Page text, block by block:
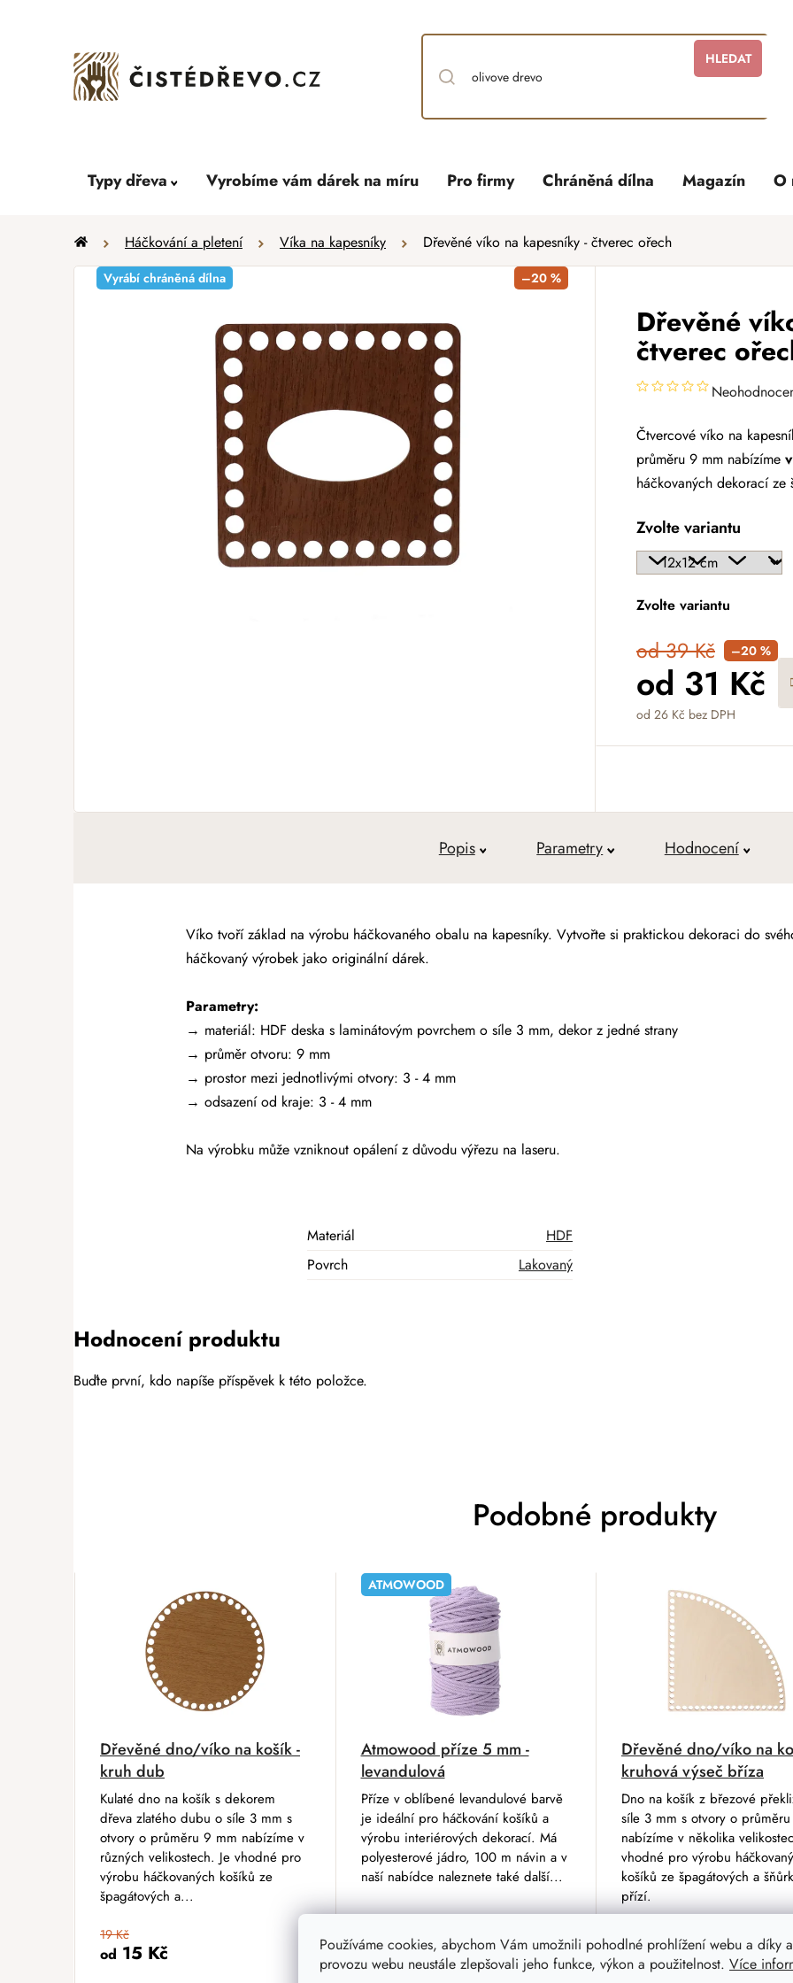
Používáme cookies, abychom Vám umožnili pohodlné prohlížení webu a díky
provozu webu neustále zlepšovali jeho funkce, výkon a použitelnost. Více
HLEDAT
Typy dřeva Vyrobíme vám dárek na míru Pro firmy Chráněná dílna Magazín O
Domů Háčkování a pletení Víka na kapesníky Dřevěné víko na kapesníky - čtverec ořech
Dřevěné
čtverec
Čtvercové víko na
průměru 9 mm nabízíme
háčkovaných dekorací
Zvolte variantu
Zvolte variantu
od 39 Kč –20 %
od 31 Kč
od 26 Kč bez DPH
Měrná cena:
Vyrábí chráněná dílna –20 %
Popis Parametry Hodnocení
Víko tvoří základ na výrobu háčkovaného obalu na kapesníky. Vytvořte si praktickou dekoraci do
háčkovaný výrobek jako originální dárek.
Parametry:
→ materiál: HDF deska s laminátovým povrchem o síle 3 mm, dekor z jedné strany
→ průměr otvoru: 9 mm
→ prostor mezi jednotlivými otvory: 3 - 4 mm
→ odsazení od kraje: 3 - 4 mm
Na výrobku může vzniknout opálení z důvodu výřezu na laseru.
Materiál
HDF
Povrch
Lakovaný
Hodnocení produktu
Buďte první, kdo napíše příspěvek k této položce.
Podobné produkty
Dřevěné dno/víko na košík -
kruh dub
od 15 Kč
19 Kč
Kulaté dno na košík s dekorem
dřeva zlatého dubu o síle 3 mm s
otvory o průměru 9 mm nabízíme v
různých velikostech. Je vhodné pro
výrobu háčkovaných košíků ze
špagátových a...
ATMOWOOD
Atmowood příze 5 mm -
levandulová
Příze v oblíbené levandulové barvě
je ideální pro háčkování košíků a
výrobu interiérových dekorací. Má
polyesterové jádro, 100 m návin a v
naší nabídce naleznete také další...
Dřevěné dno/víko na
kruhová výseč bříza
od31 Kč
39 Kč
Dno na košík z březové
síle 3 mm s otvory o
nabízíme v několika
vhodné pro výrobu
košíků ze špagátových a
přízí.